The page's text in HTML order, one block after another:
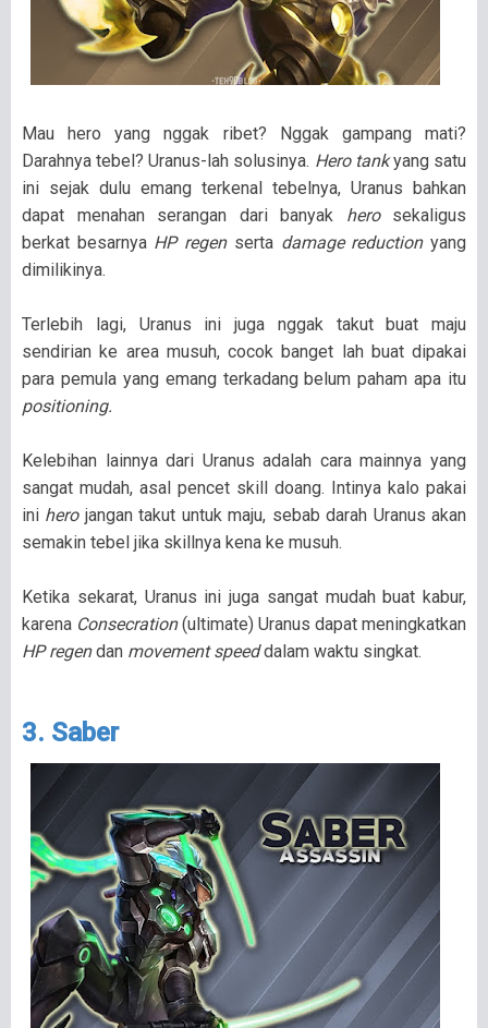
Mau hero yang nggak ribet? Nggak gampang mati?
Darahnya tebel? Uranus-lah solusinya. Hero tankyang satu
ini sejak dulu emang terkenal tebelnya, Uranus bahkan
dapat menahan serangan dari banyak herosekaligus
berkat besarnya HP regen serta damage reductionyang
dimilikinya.
Terlebih lagi, Uranus ini juga nggak takut buat maju
sendirian ke area musuh, cocok banget lah buat dipakai
para pemula yang emang terkadang belum paham apa itu
positioning.
Kelebihan lainnya dari Uranus adalah cara mainnya yang
sangat mudah, asal pencet skill doang. Intinya kalo pakai
ini herojangan takut untuk maju, sebab darah Uranus akan
semakin tebel jika skillnya kena ke musuh.
Ketika sekarat, Uranus ini juga sangat mudah buat kabur,
karena Consecration(ultimate) Uranus dapat meningkatkan
HP regendan movement speeddalam waktu singkat.
3. Saber